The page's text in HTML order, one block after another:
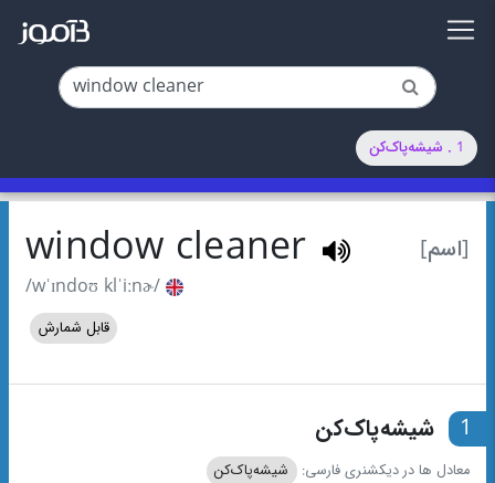
1 . شیشه‌پاک‌کن
[اسم] window cleaner
/wˈɪndoʊ klˈiːnɚ/
قابل شمارش
1 شیشه‌پاک‌کن
معادل ها در دیکشنری فارسی: شیشه‌پاک‌کن